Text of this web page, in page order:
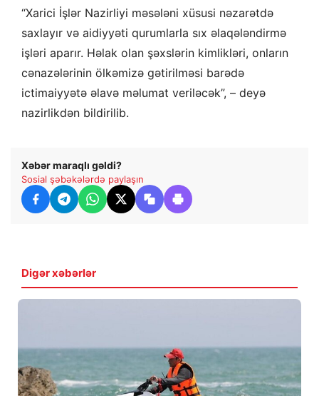
“Xarici İşlər Nazirliyi məsələni xüsusi nəzarətdə
saxlayır və aidiyyəti qurumlarla sıx əlaqələndirmə
işləri aparır. Həlak olan şəxslərin kimlikləri, onların
cənazələrinin ölkəmizə gətirilməsi barədə
ictimaiyyətə əlavə məlumat veriləcək”, – deyə
nazirlikdən bildirilib.
Xəbər maraqlı gəldi?
Sosial şəbəkələrdə paylaşın
Digər xəbərlər